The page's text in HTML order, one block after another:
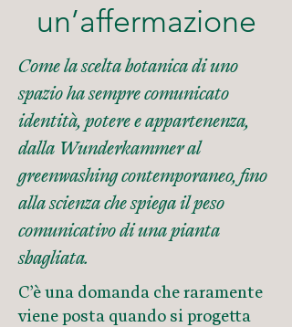
un’affermazione
Come la scelta botanica di uno
spazio ha sempre comunicato
identità, potere e appartenenza,
dalla Wunderkammer al
greenwashing contemporaneo, fino
alla scienza che spiega il peso
comunicativo di una pianta
sbagliata.
C’è una domanda che raramente
viene posta quando si progetta